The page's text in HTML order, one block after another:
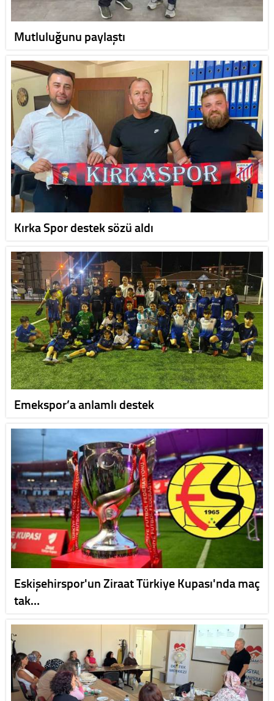
Mutluluğunu paylaştı
Kırka Spor destek sözü aldı
Emekspor’a anlamlı destek
Eskişehirspor'un Ziraat Türkiye Kupası'nda maç
tak…